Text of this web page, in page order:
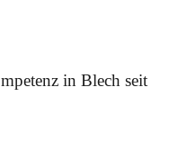
in Blech seit